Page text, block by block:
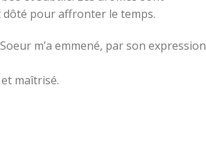
pour affronter le temps.
m’a emmené, par son expression
maîtrisé.